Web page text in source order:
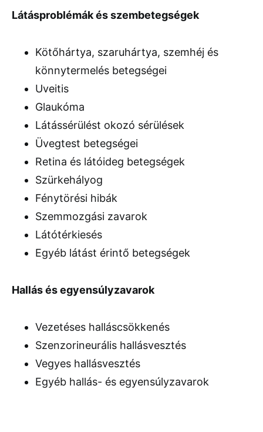
Látásproblémák és szembetegségek
Kötőhártya, szaruhártya, szemhéj és
könnytermelés betegségei
Uveitis
Glaukóma
Látássérülést okozó sérülések
Üvegtest betegségei
Retina és látóideg betegségek
Szürkehályog
Fénytörési hibák
Szemmozgási zavarok
Látótérkiesés
Egyéb látást érintő betegségek
Hallás és egyensúlyzavarok
Vezetéses halláscsökkenés
Szenzorineurális hallásvesztés
Vegyes hallásvesztés
Egyéb hallás- és egyensúlyzavarok